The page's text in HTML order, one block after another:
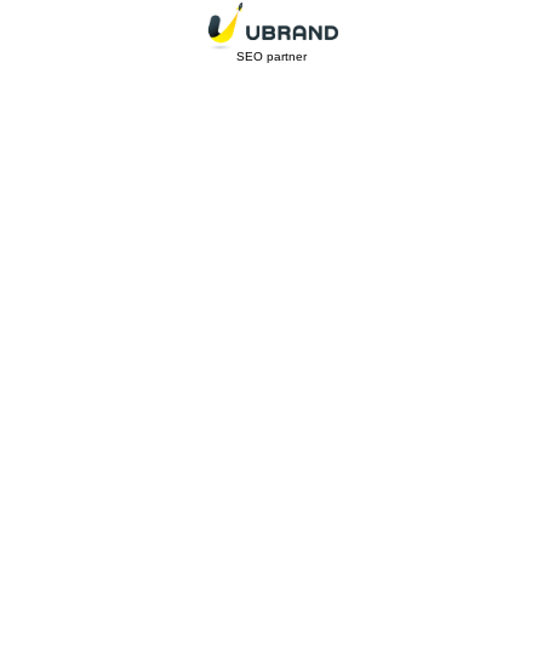
SEO partner